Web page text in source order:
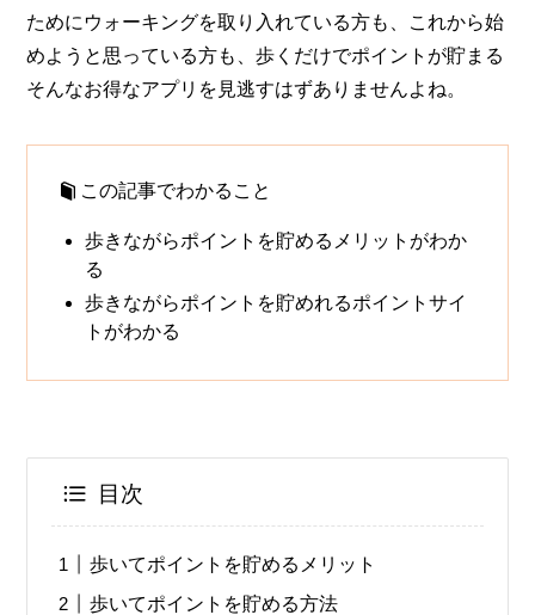
ためにウォーキングを取り入れている方も、これから始
めようと思っている方も、歩くだけでポイントが貯まる
そんなお得なアプリを見逃すはずありませんよね。
この記事でわかること
歩きながらポイントを貯めるメリットがわか
る
歩きながらポイントを貯めれるポイントサイ
トがわかる
目次
歩いてポイントを貯めるメリット
歩いてポイントを貯める方法